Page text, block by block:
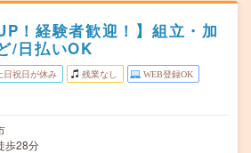
！経験者歓迎！】組立・加
/日払いOK
日祝日が休み 残業なし WEB登録OK
歩28分